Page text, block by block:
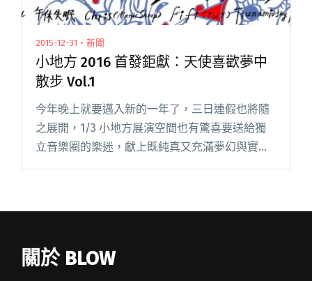
2015-12-31・新聞
小地方 2016 首發鉅獻：天使喜歡夢中
散步 Vol.1
今年晚上就要邁入新的一年了，三日連假也將隨
之展開，1/3 小地方展演空間也有驚喜要送給獨
立音樂圈的樂迷，獻上既純真又充滿夢幻與實驗
性質「天使喜歡夢中散步 Vol.1」。當天的演出者
關於 BLOW